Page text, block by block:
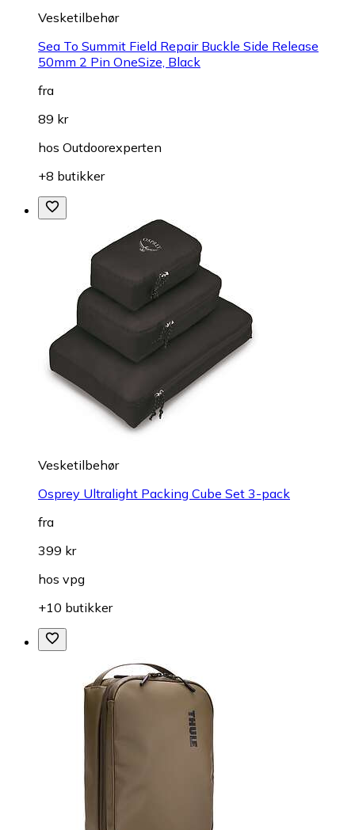
Vesketilbehør
Sea To Summit Field Repair Buckle Side Release
50mm 2 Pin OneSize, Black
fra
89 kr
hos Outdoorexperten
+8 butikker
Vesketilbehør
Osprey Ultralight Packing Cube Set 3-pack
fra
399 kr
hos vpg
+10 butikker